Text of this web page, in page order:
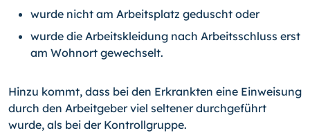
wurde nicht am Arbeitsplatz geduscht oder
wurde die Arbeitskleidung nach Arbeitsschluss erst
am Wohnort gewechselt.
Hinzu kommt, dass bei den Erkrankten eine Einweisung
durch den Arbeitgeber viel seltener durchgeführt
wurde, als bei der Kontrollgruppe.